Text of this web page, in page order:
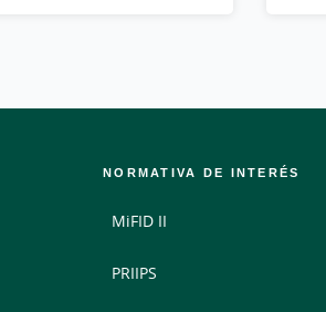
NORMATIVA DE INTERÉS
MiFID II
PRIIPS